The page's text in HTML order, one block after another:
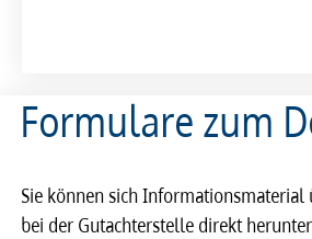
Formulare zum
Sie können sich Informationsmaterial
bei der Gutachterstelle direkt